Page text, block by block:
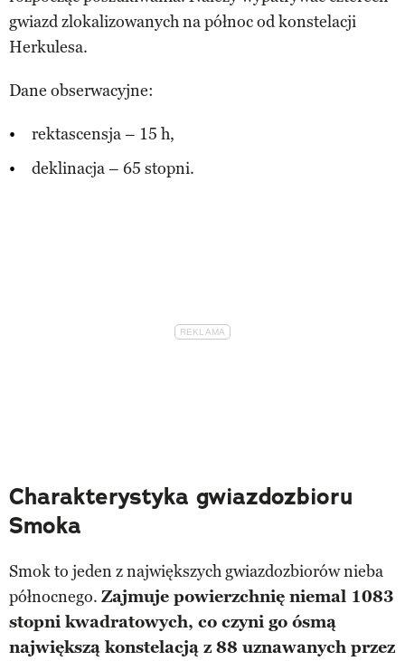
gwiazd zlokalizowanych na północ od konstelacji
Herkulesa.
Dane obserwacyjne:
rektascensja – 15 h,
deklinacja – 65 stopni.
Charakterystyka gwiazdozbioru
Smoka
Smok to jeden z największych gwiazdozbiorów nieba
północnego. Zajmuje powierzchnię niemal 1083
stopni kwadratowych, co czyni go ósmą
największą konstelacją z 88 uznawanych przez